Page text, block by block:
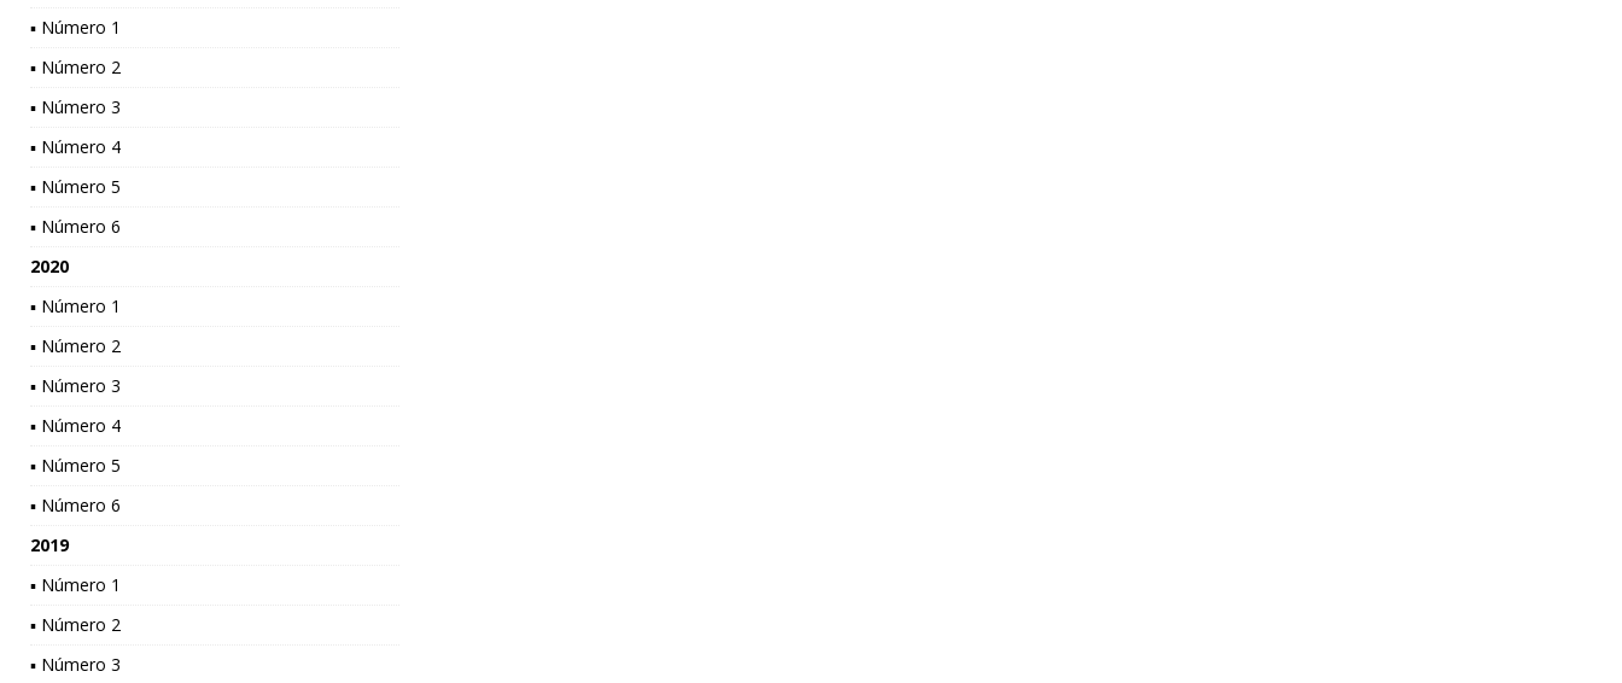
▪ Número 1
▪ Número 2
▪ Número 3
▪ Número 4
▪ Número 5
▪ Número 6
2020
▪ Número 1
▪ Número 2
▪ Número 3
▪ Número 4
▪ Número 5
▪ Número 6
2019
▪ Número 1
▪ Número 2
▪ Número 3